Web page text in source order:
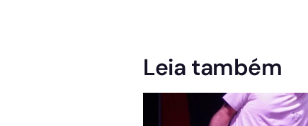
Leia também